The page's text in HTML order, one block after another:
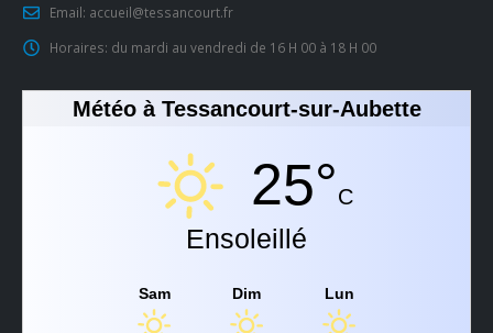
Email: accueil@tessancourt.fr
Horaires: du mardi au vendredi de 16 H 00 à 18 H 00
Météo à Tessancourt-sur-Aubette
25°C
Ensoleillé
Sam Dim Lun